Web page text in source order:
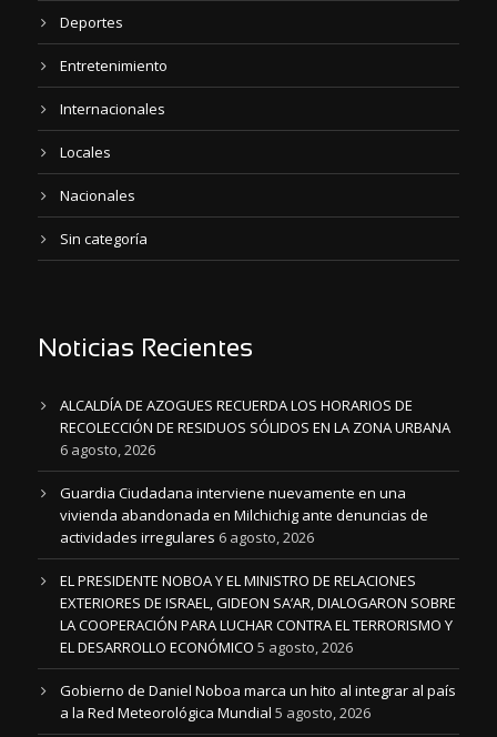
Deportes
Entretenimiento
Internacionales
Locales
Nacionales
Sin categoría
Noticias Recientes
ALCALDÍA DE AZOGUES RECUERDA LOS HORARIOS DE
RECOLECCIÓN DE RESIDUOS SÓLIDOS EN LA ZONA URBANA
6 agosto, 2026
Guardia Ciudadana interviene nuevamente en una
vivienda abandonada en Milchichig ante denuncias de
actividades irregulares 6 agosto, 2026
EL PRESIDENTE NOBOA Y EL MINISTRO DE RELACIONES
EXTERIORES DE ISRAEL, GIDEON SA’AR, DIALOGARON SOBRE
LA COOPERACIÓN PARA LUCHAR CONTRA EL TERRORISMO Y
EL DESARROLLO ECONÓMICO 5 agosto, 2026
Gobierno de Daniel Noboa marca un hito al integrar al país
a la Red Meteorológica Mundial 5 agosto, 2026